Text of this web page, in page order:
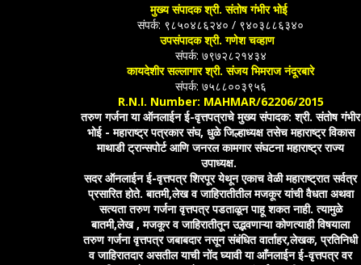
मुख्य संपादक श्री. संतोष गंभीर भोई
संपर्क: ९८५०४८६२४० / ९४०३८८६३४०
उपसंपादक श्री. गणेश चव्हाण
संपर्क: ७९७२८२१४३४
कायदेशीर सल्लागार श्री. संजय भिमराज नंदूरबारे
संपर्क: ७५८८००३९५६
R.N.I. Number: MAHMAR/62206/2015
तरुण गर्जना या ऑनलाईन ई-वृत्तपत्राचे मुख्य संपादक: श्री. संतोष गंभीर
भोई - महाराष्ट्र पत्रकार संघ, धुळे जिल्हाध्यक्ष तसेच महाराष्ट्र विकास
माथाडी ट्रान्सपोर्ट आणि जनरल कामगार संघटना महाराष्ट्र राज्य
उपाध्यक्ष.
सदर ऑनलाईन ई-वृत्तपत्र शिरपूर येथून एकाच वेळी महाराष्ट्रात सर्वत्र
प्रसारित होते. बातमी,लेख व जाहिरातीतील मजकूर यांची वैधता अथवा
सत्यता तरुण गर्जना वृत्तपत्र पडताळून पाहू शकत नाही. त्यामुळे
बातमी,लेख , मजकूर व जाहिरातीतून उद्भवणाऱ्या कोणत्याही विषयाला
तरुण गर्जना वृत्तपत्र जबाबदार नसून संबंधित वार्ताहर,लेखक, प्रतिनिधी
व जाहिरातदार असतील याची नोंद घ्यावी या आँनलाईन ई-वृत्तपत्र वर